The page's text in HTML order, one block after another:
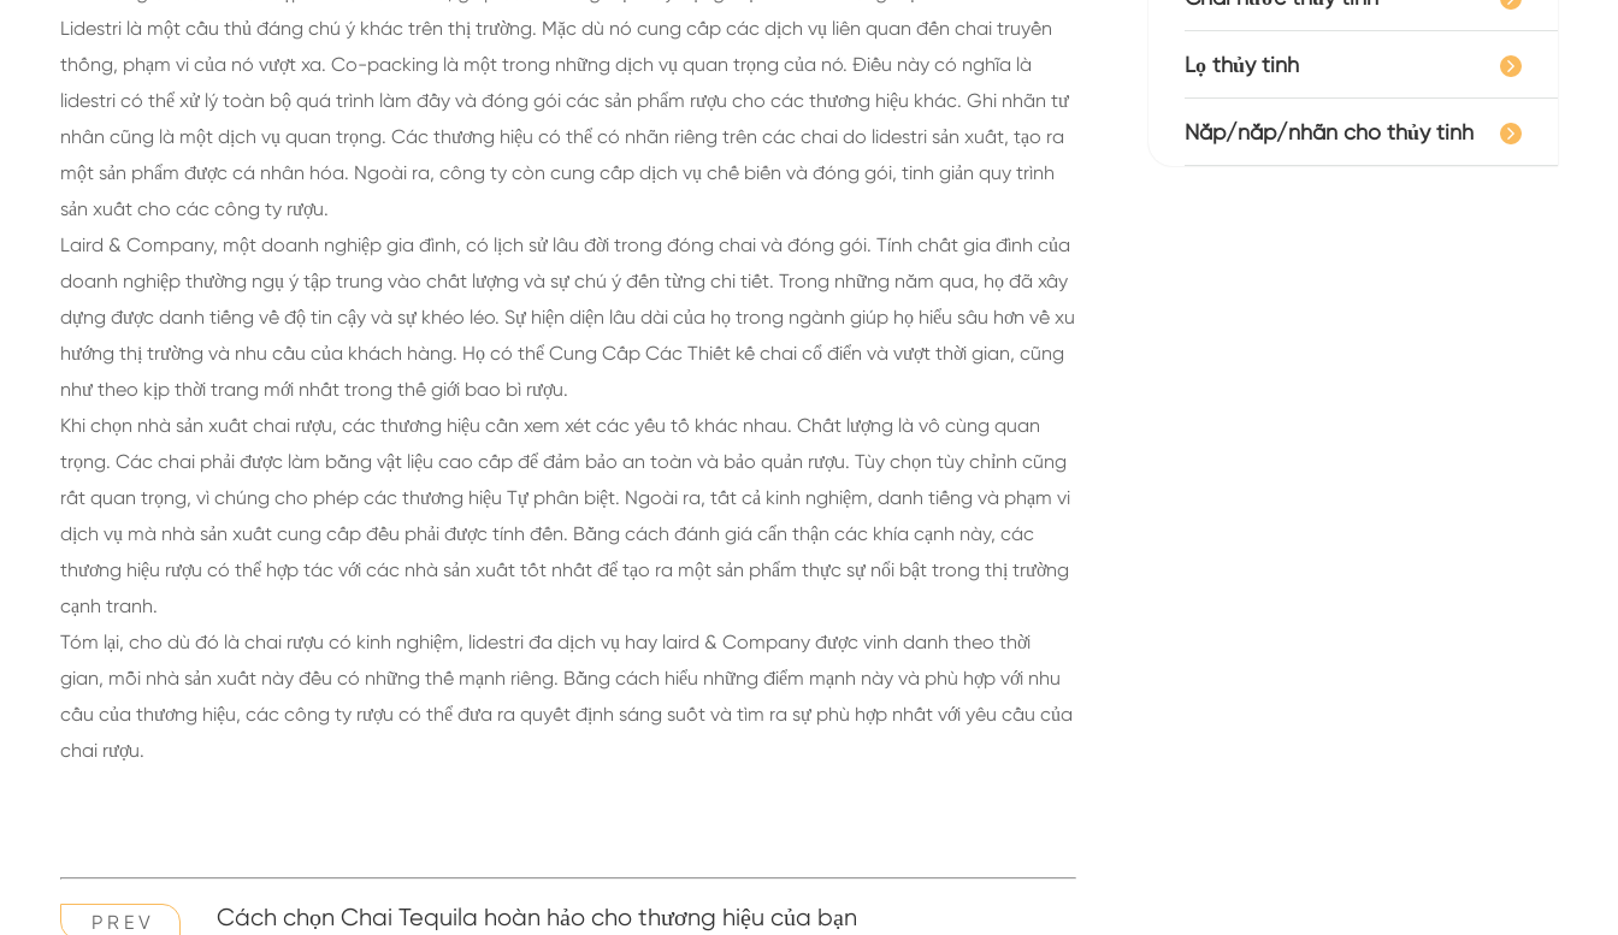
Lidestri là một cầu thủ đáng chú ý khác trên thị trường. Mặc dù nó cung cấp các dịch vụ liên quan đến chai truyền
thống, phạm vi của nó vượt xa. Co-packing là một trong những dịch vụ quan trọng của nó. Điều này có nghĩa là
lidestri có thể xử lý toàn bộ quá trình làm đầy và đóng gói các sản phẩm rượu cho các thương hiệu khác. Ghi nhãn tư
nhân cũng là một dịch vụ quan trọng. Các thương hiệu có thể có nhãn riêng trên các chai do lidestri sản xuất, tạo ra
một sản phẩm được cá nhân hóa. Ngoài ra, công ty còn cung cấp dịch vụ chế biến và đóng gói, tinh giản quy trình
sản xuất cho các công ty rượu.
Laird & Company, một doanh nghiệp gia đình, có lịch sử lâu đời trong đóng chai và đóng gói. Tính chất gia đình của
doanh nghiệp thường ngụ ý tập trung vào chất lượng và sự chú ý đến từng chi tiết. Trong những năm qua, họ đã xây
dựng được danh tiếng về độ tin cậy và sự khéo léo. Sự hiện diện lâu dài của họ trong ngành giúp họ hiểu sâu hơn về xu
hướng thị trường và nhu cầu của khách hàng. Họ có thể Cung Cấp Các Thiết kế chai cổ điển và vượt thời gian, cũng
như theo kịp thời trang mới nhất trong thế giới bao bì rượu.
Khi chọn nhà sản xuất chai rượu, các thương hiệu cần xem xét các yếu tố khác nhau. Chất lượng là vô cùng quan
trọng. Các chai phải được làm bằng vật liệu cao cấp để đảm bảo an toàn và bảo quản rượu. Tùy chọn tùy chỉnh cũng
rất quan trọng, vì chúng cho phép các thương hiệu Tự phân biệt. Ngoài ra, tất cả kinh nghiệm, danh tiếng và phạm vi
dịch vụ mà nhà sản xuất cung cấp đều phải được tính đến. Bằng cách đánh giá cẩn thận các khía cạnh này, các
thương hiệu rượu có thể hợp tác với các nhà sản xuất tốt nhất để tạo ra một sản phẩm thực sự nổi bật trong thị trường
cạnh tranh.
Tóm lại, cho dù đó là chai rượu có kinh nghiệm, lidestri đa dịch vụ hay laird & Company được vinh danh theo thời
gian, mỗi nhà sản xuất này đều có những thế mạnh riêng. Bằng cách hiểu những điểm mạnh này và phù hợp với nhu
cầu của thương hiệu, các công ty rượu có thể đưa ra quyết định sáng suốt và tìm ra sự phù hợp nhất với yêu cầu của
chai rượu.
P R E V Cách chọn Chai Tequila hoàn hảo cho thương hiệu của bạn
Lọ thủy tinh
Nắp/nắp/nhãn cho thủy tinh